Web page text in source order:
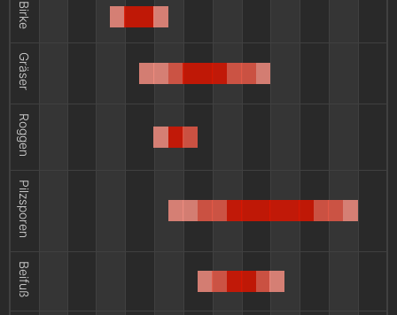
Birke
Gräser
Roggen
Pilzsporen
Beifuß